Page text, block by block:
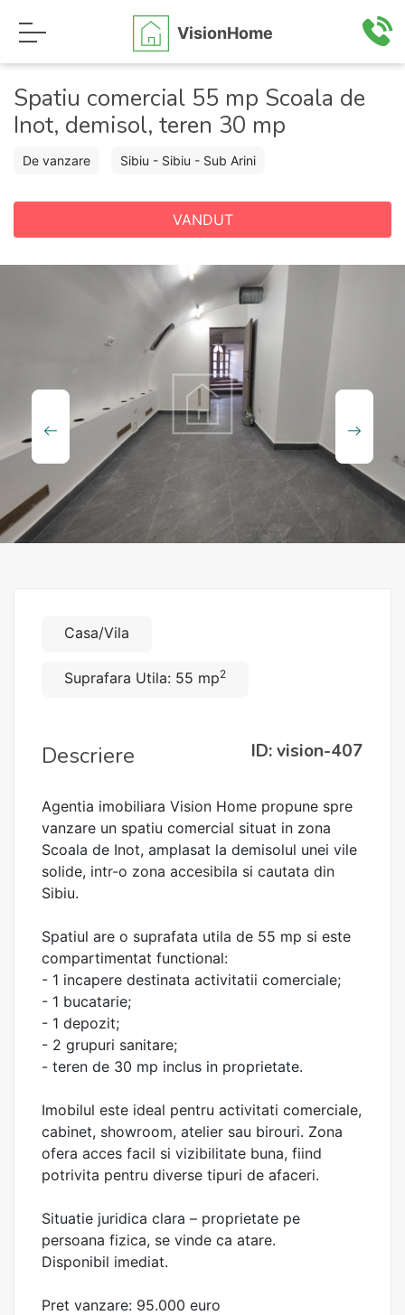
VisionHome
Spatiu comercial 55 mp Scoala de
Inot, demisol, teren 30 mp
De vanzare Sibiu - Sibiu - Sub Arini
VANDUT
Casa/Vila
Suprafara Utila: 55 mp2
Descriere ID: vision-407
Agentia imobiliara Vision Home propune spre
vanzare un spatiu comercial situat in zona
Scoala de Inot, amplasat la demisolul unei vile
solide, intr-o zona accesibila si cautata din
Sibiu.
Spatiul are o suprafata utila de 55 mp si este
compartimentat functional:
- 1 incapere destinata activitatii comerciale;
- 1 bucatarie;
- 1 depozit;
- 2 grupuri sanitare;
- teren de 30 mp inclus in proprietate.
Imobilul este ideal pentru activitati comerciale,
cabinet, showroom, atelier sau birouri. Zona
ofera acces facil si vizibilitate buna, fiind
potrivita pentru diverse tipuri de afaceri.
Situatie juridica clara – proprietate pe
persoana fizica, se vinde ca atare.
Disponibil imediat.
Pret vanzare: 95.000 euro